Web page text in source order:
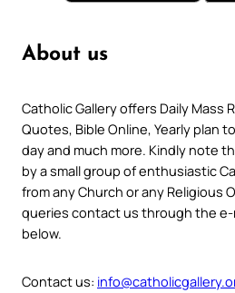
About us
Catholic Gallery offers Daily Mass
Quotes, Bible Online, Yearly plan
day and much more. Kindly note
by a small group of enthusiastic
from any Church or any Religious
queries contact us through the e-
below.
Contact us: